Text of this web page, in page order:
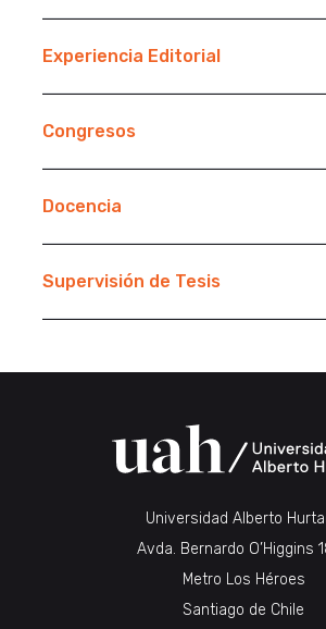
Experiencia Editorial
Congresos
Docencia
Supervisión de Tesis
Universidad Alberto
Avda. Bernardo O’Higgins
Metro Los Héroes
Santiago de Chile